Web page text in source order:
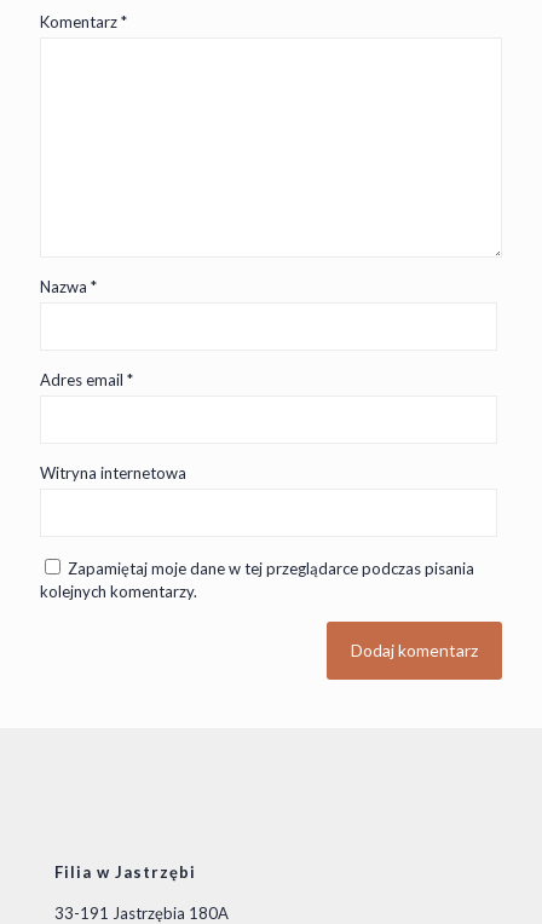
Komentarz*
Nazwa *
Adres email *
Witryna internetowa
Zapamiętaj moje dane w tej przeglądarce podczas pisania
kolejnych komentarzy.
Filia w Jastrzębi
33-191 Jastrzębia 180A